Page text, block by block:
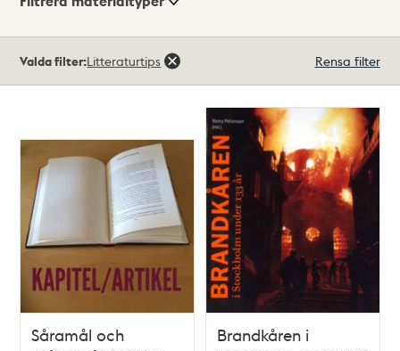
träffar
Valda filter:Litteraturtips Rensa filter
Såramål och
Brandkåren i